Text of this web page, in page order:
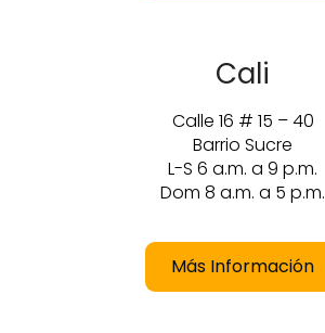
Cali
Calle 16 # 15 – 40
Barrio Sucre
L-S 6 a.m. a 9 p.m.
Dom 8 a.m. a 5 p.m.
Más Información